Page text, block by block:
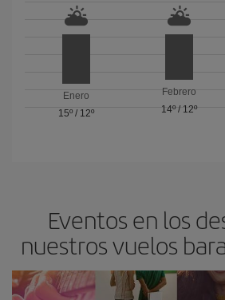
Enero
15º/ 12º
Febrero
14º/ 12º
Eventos en los
nuestros vuelos